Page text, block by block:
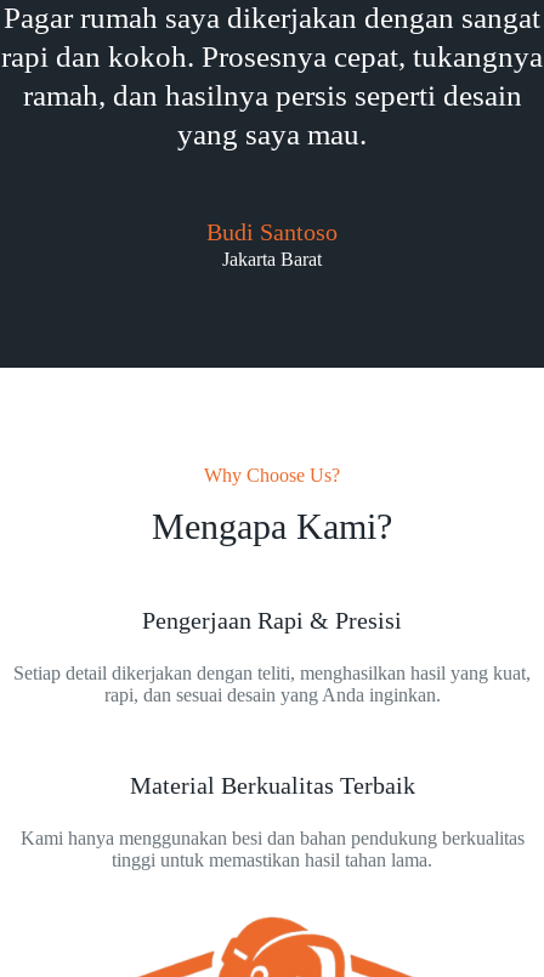
Pagar rumah saya dikerjakan dengan sangat
rapi dan kokoh. Prosesnya cepat, tukangnya
ramah, dan hasilnya persis seperti desain
yang saya mau.
Budi Santoso
Jakarta Barat
Why Choose Us?
Mengapa Kami?
Pengerjaan Rapi & Presisi
Setiap detail dikerjakan dengan teliti, menghasilkan hasil yang kuat,
rapi, dan sesuai desain yang Anda inginkan.
Material Berkualitas Terbaik
Kami hanya menggunakan besi dan bahan pendukung berkualitas
tinggi untuk memastikan hasil tahan lama.